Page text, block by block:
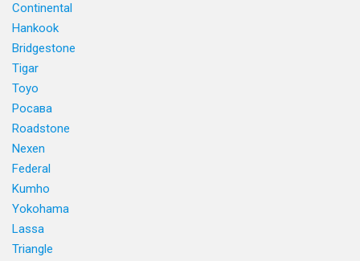
Continental
Hankook
Bridgestone
Tigar
Toyo
Росава
Roadstone
Nexen
Federal
Kumho
Yokohama
Lassa
Triangle